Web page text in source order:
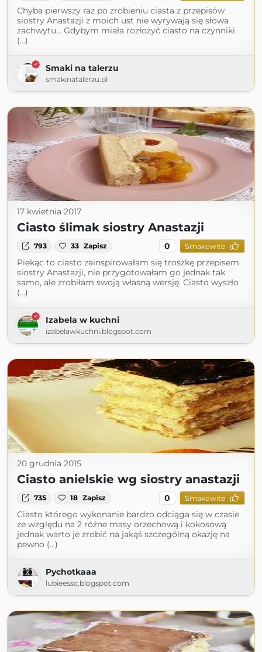
Chyba pierwszy raz po zrobieniu ciasta z przepisów
siostry Anastazji z moich ust nie wyrywają się słowa
zachwytu… Gdybym miała rozłożyć ciasto na czynniki
(...)
Smaki na talerzu
smakinatalerzu.pl
17 kwietnia 2017
Ciasto ślimak siostry Anastazji
793 33 Zapisz 0 Smakowite
Piekąc to ciasto zainspirowałam się troszkę przepisem
siostry Anastazji, nie przygotowałam go jednak tak
samo, ale zrobiłam swoją własną wersję. Ciasto wyszło
(...)
Izabela w kuchni
izabelawkuchni.blogspot.com
20 grudnia 2015
Ciasto anielskie wg siostry anastazji
735 18 Zapisz 0 Smakowite
Ciasto którego wykonanie bardzo odciąga się w czasie
ze względu na 2 różne masy orzechową i kokosową
jednak warto je zrobić na jakąś szczególną okazję na
pewno (...)
Pychotkaaa
lubieessc.blogspot.com